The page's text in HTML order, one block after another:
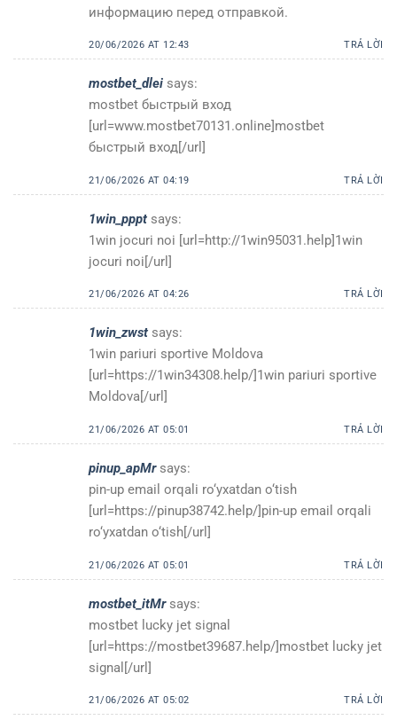
информацию перед отправкой.
20/06/2026 AT 12:43 TRẢ LỜI
mostbet_dlei says:
mostbet быстрый вход
[url=www.mostbet70131.online]mostbet
быстрый вход[/url]
21/06/2026 AT 04:19 TRẢ LỜI
1win_pppt says:
1win jocuri noi [url=http://1win95031.help]1win
jocuri noi[/url]
21/06/2026 AT 04:26 TRẢ LỜI
1win_zwst says:
1win pariuri sportive Moldova
[url=https://1win34308.help/]1win pariuri sportive
Moldova[/url]
21/06/2026 AT 05:01 TRẢ LỜI
pinup_apMr says:
pin-up email orqali ro‘yxatdan o‘tish
[url=https://pinup38742.help/]pin-up email orqali
ro‘yxatdan o‘tish[/url]
21/06/2026 AT 05:01 TRẢ LỜI
mostbet_itMr says:
mostbet lucky jet signal
[url=https://mostbet39687.help/]mostbet lucky jet
signal[/url]
21/06/2026 AT 05:02 TRẢ LỜI